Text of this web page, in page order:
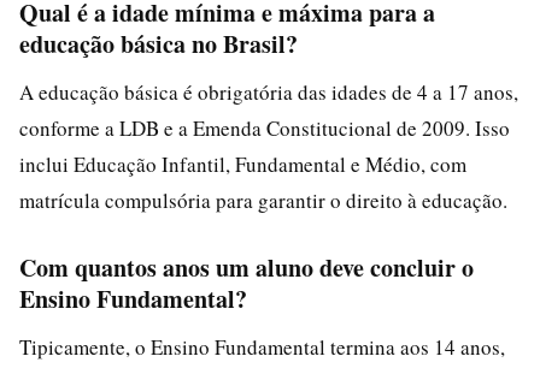
Qual é a idade mínima e máxima para a
educação básica no Brasil?
A educação básica é obrigatória das idades de 4 a 17 anos,
conforme a LDB e a Emenda Constitucional de 2009. Isso
inclui Educação Infantil, Fundamental e Médio, com
matrícula compulsória para garantir o direito à educação.
Com quantos anos um aluno deve concluir o
Ensino Fundamental?
Tipicamente, o Ensino Fundamental termina aos 14 anos,